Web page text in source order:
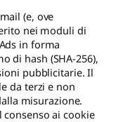
(e, ove
nei moduli di
in forma
di hash (SHA-256),
pubblicitarie. Il
da terzi e non
misurazione.
ai cookie